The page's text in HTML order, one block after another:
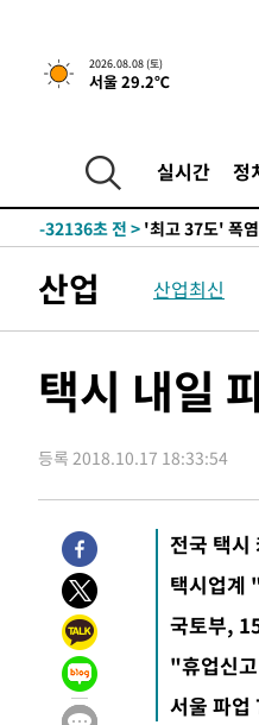
2026.08.08 (토)
서울 29.2℃
실시간 정
-25282초 전 >
[속보]뉴욕증
-32136초 전 >
-25262초 전 > [속보]뉴욕증시
-25282초 전 >
[속보]뉴욕증
산업 산업최신
택시 내일
등록 2018.10.17 18:33:54
전국 택시
택시업계
국토부,
"휴업신
서울 파